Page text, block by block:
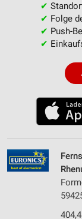
✔
✔ Folge
✔ Push-
✔